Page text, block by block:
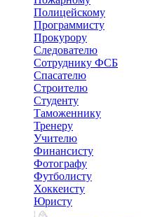
Полицейскому
Программисту
Прокурору
Следователю
Сотруднику ФСБ
Спасателю
Строителю
Студенту
Таможеннику
Тренеру
Учителю
Финансисту
Фотографу
Футболисту
Хоккеисту
Юристу